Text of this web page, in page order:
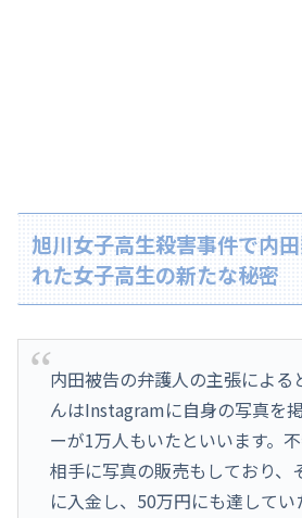
旭川女子高生殺害事件で内
れた女子高生の新たな秘密
内田被告の弁護人の主張による
んはInstagramに自身の写真を
ーが1万人もいたといいます。
相手に写真の販売もしており、
に入金し、50万円にも達してい